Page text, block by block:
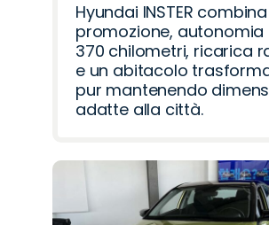
Hyundai INSTER combina
promozione, autonomia
370 chilometri, ricarica
e un abitacolo
pur mantenendo
adatte alla città.